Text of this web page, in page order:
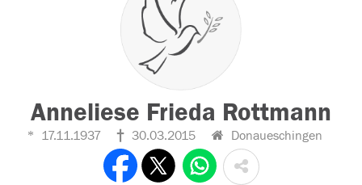
Anneliese Frieda Rottmann
17.11.1937 30.03.2015 Donaueschingen